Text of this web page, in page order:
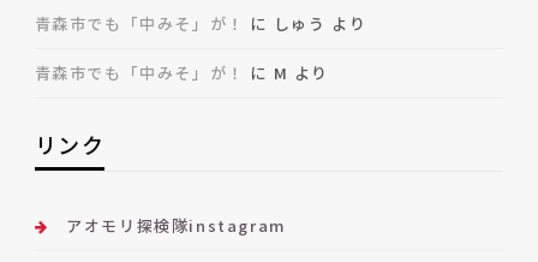
青森市でも「中みそ」が！ に しゅう より
青森市でも「中みそ」が！ に M より
リンク
アオモリ探検隊instagram